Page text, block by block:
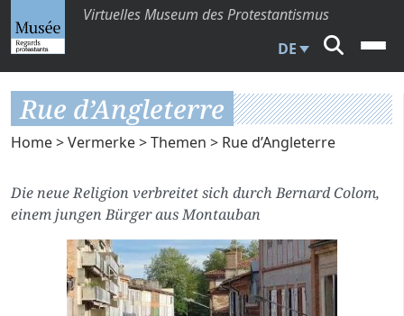
Virtuelles Museum des Protestantismus
DE
Rue d’Angleterre
Home>Vermerke>Themen > Rue d’Angleterre
Die neue Religion verbreitet sich durch Bernard Colom,
einem jungen Bürger aus Montauban